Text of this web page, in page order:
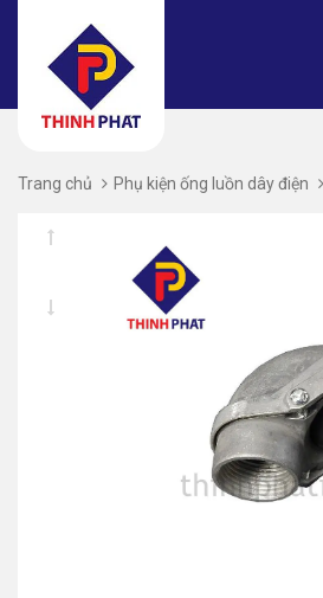
Trang chủ Phụ kiện ống luồn dây điện